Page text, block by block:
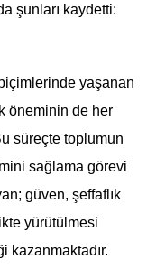
şunları kaydetti:
yaşanan
öneminin de her
süreçte toplumun
sağlama görevi
güven, şeffaflık
yürütülmesi
kazanmaktadır.